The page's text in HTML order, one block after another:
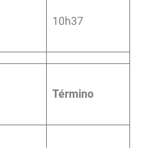
10h37
Término